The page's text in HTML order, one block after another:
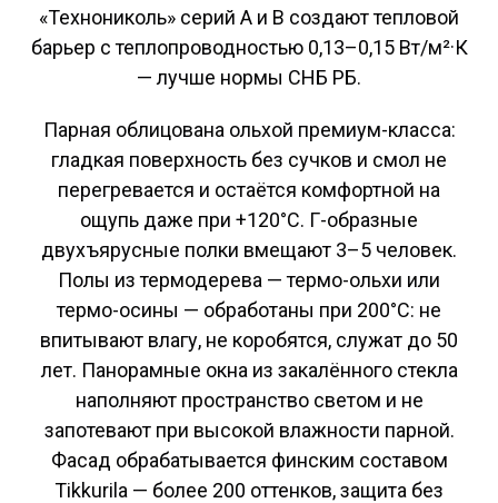
«Технониколь» серий A и B создают тепловой
барьер с теплопроводностью 0,13–0,15 Вт/м²·К
— лучше нормы СНБ РБ.
Парная облицована ольхой премиум-класса:
гладкая поверхность без сучков и смол не
перегревается и остаётся комфортной на
ощупь даже при +120°C. Г-образные
двухъярусные полки вмещают 3–5 человек.
Полы из термодерева — термо-ольхи или
термо-осины — обработаны при 200°C: не
впитывают влагу, не коробятся, служат до 50
лет. Панорамные окна из закалённого стекла
наполняют пространство светом и не
запотевают при высокой влажности парной.
Фасад обрабатывается финским составом
Tikkurila — более 200 оттенков, защита без